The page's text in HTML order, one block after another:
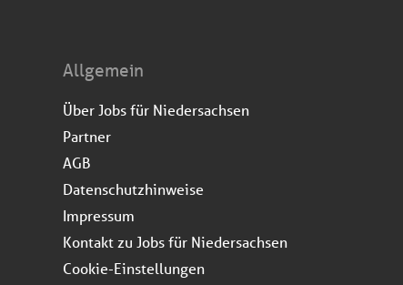
Allgemein
Über Jobs für Niedersachsen
Partner
AGB
Datenschutzhinweise
Impressum
Kontakt zu Jobs für Niedersachsen
Cookie-Einstellungen